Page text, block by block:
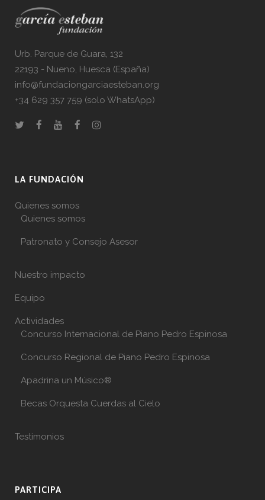
Urb. Parque de Guara, 132
22193 - Nueno, Huesca (España)
info@fundaciongarciaesteban.org
+34 629 357 759 (solo WhatsApp)
LA FUNDACIÓN
Quienes somos
Quienes somos
Patronato y Consejo Asesor
Nuestro impacto
Equipo
Actividades
Concurso Internacional de Piano Pedro Espinosa
Concurso Regional de Piano Pedro Espinosa
Apadrina un Músico®
Becas Orquesta Cuerdas al Cielo
Testimonios
PARTICIPA